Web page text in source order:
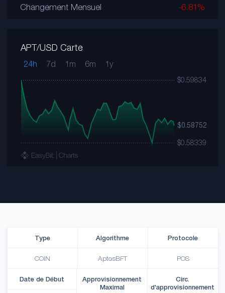
Changement Mensuel -6.81%
APT/USD Carte
24h 7d 1m 6m 1y
Type
COIN
Algorithme
AptosBFT
Protocole
POS
Date de Début
Approvisionnement
Maximal
Circ.
d'approvisionnement